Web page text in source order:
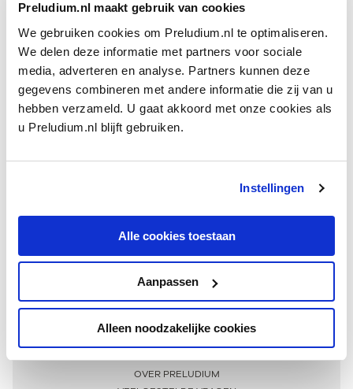
Preludium.nl maakt gebruik van cookies
We gebruiken cookies om Preludium.nl te optimaliseren.
We delen deze informatie met partners voor sociale
media, adverteren en analyse. Partners kunnen deze
gegevens combineren met andere informatie die zij van u
hebben verzameld. U gaat akkoord met onze cookies als
u Preludium.nl blijft gebruiken.
Instellingen
Alle cookies toestaan
Aanpassen
Alleen noodzakelijke cookies
Meer informatie
OVER PRELUDIUM